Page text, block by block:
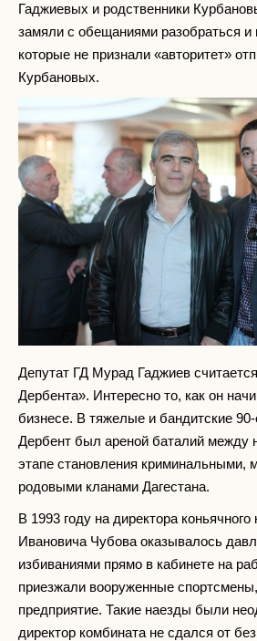
Гаджиевых и родственники
замяли с обещаниями разобраться и
которые не признали «авторитет»
Курбановых.
Депутат ГД Мурад Гаджиев
Дербента». Интересно то, как он
бизнесе. В тяжелые и бандитские 90-
Дербент был ареной баталий между
этапе становления криминальными,
родовыми кланами Дагестана.
В 1993 году на директора
Ивановича Чубова оказывалось
избиваниями прямо в кабинете на
приезжали вооруженные
предприятие. Такие наезды были
директор комбината не сдался от